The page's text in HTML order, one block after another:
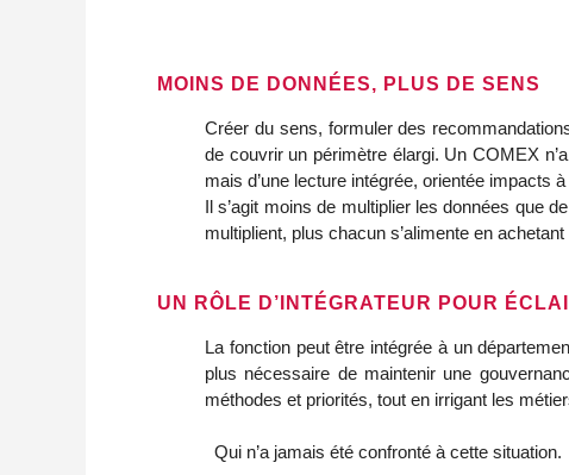
MOINS DE DONNÉES, PLUS DE SENS
Créer du sens, formuler des
de couvrir un périmètre élargi. Un COMEX
mais d’une lecture intégrée, orientée impacts
Il s’agit moins de multiplier les données que
multiplient, plus chacun s’alimente en
UN RÔLE D’INTÉGRATEUR POUR
La fonction peut être intégrée à un
plus nécessaire de maintenir une
méthodes et priorités, tout en irrigant les
  Qui n’a jamais été confronté à cette situation.